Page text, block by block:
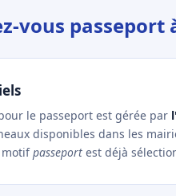
vous passeport
le passeport est gérée par
disponibles dans les
passeport est déjà